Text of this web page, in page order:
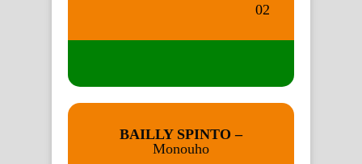
02
BAILLY SPINTO –
Monouho